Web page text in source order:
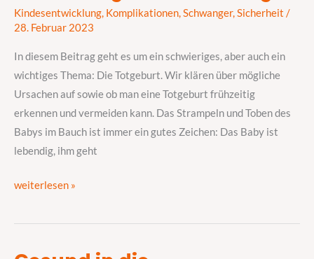
Kindesentwicklung, Komplikationen,Schwanger,Sicherheit /
28. Februar 2023
In diesem Beitrag geht es um ein schwieriges, aber auch ein
wichtiges Thema: Die Totgeburt. Wir klären über mögliche
Ursachen auf sowie ob man eine Totgeburt frühzeitig
erkennen und vermeiden kann. Das Strampeln und Toben des
Babys im Bauch ist immer ein gutes Zeichen: Das Baby ist
lebendig, ihm geht
aus
Studien
zur
frühzeitigen
Erkennung
&
Vermeidung
weiterlesen »